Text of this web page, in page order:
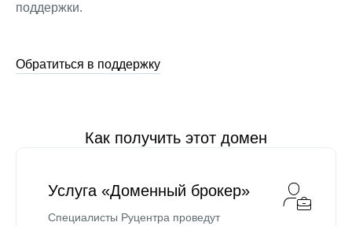
поддержки.
Обратиться в поддержку
Как получить этот домен
Услуга «Доменный брокер»
Специалисты Руцентра проведут